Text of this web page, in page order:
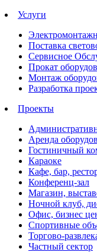
Услуги
Поставка
Сервисное
Прокат
Монтаж
Разработка
Проекты
Аренда
Гостиничный
Караоке
Кафе, бар,
Конференц-зал
Магазин,
Ночной клуб,
Офис, бизнес
Спортивные
Торгово-
Частный сектор